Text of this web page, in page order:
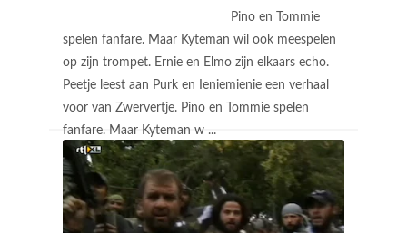
Pino en Tommie
spelen fanfare. Maar Kyteman wil ook meespelen
op zijn trompet. Ernie en Elmo zijn elkaars echo.
Peetje leest aan Purk en Ieniemienie een verhaal
voor van Zwervertje. Pino en Tommie spelen
fanfare. Maar Kyteman w ...